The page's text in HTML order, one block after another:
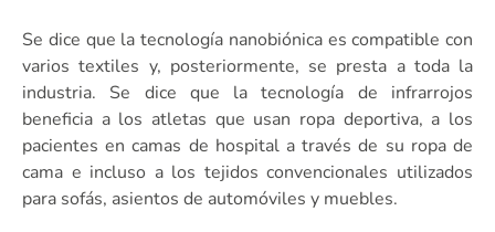
Se dice que la tecnología nanobiónica es compatible con
varios textiles y, posteriormente, se presta a toda la
industria. Se dice que la tecnología de infrarrojos
beneficia a los atletas que usan ropa deportiva, a los
pacientes en camas de hospital a través de su ropa de
cama e incluso a los tejidos convencionales utilizados
para sofás, asientos de automóviles y muebles.